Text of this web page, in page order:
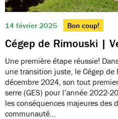
14 février 2025 Bon coup!
Cégep de Rimouski |
Une première étape réussie!
une transition juste, le Cégep de
décembre 2024, son tout
serre (GES) pour l’année 2022-
les conséquences majeures des
communauté…